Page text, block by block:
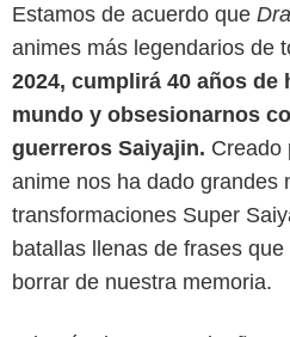
Estamos de acuerdo que
animes más legendarios de
2024, cumplirá 40 años de
mundo y obsesionarnos
guerreros Saiyajin. Creado
anime nos ha dado grandes
transformaciones Super
batallas llenas de frases
borrar de nuestra memoria.
WIRED